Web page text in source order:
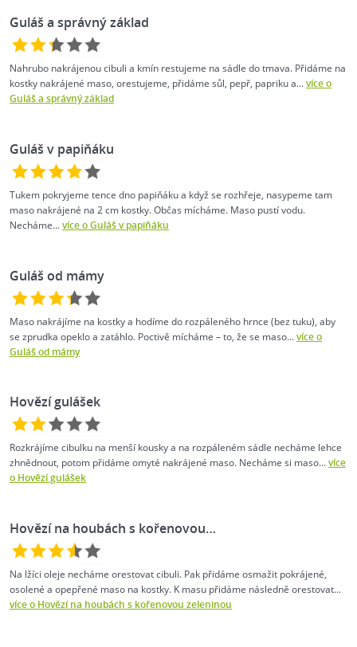
Guláš a správný základ
Nahrubo nakrájenou cibuli a kmín restujeme na sádle do tmava. Přidáme na
kostky nakrájené maso, orestujeme, přidáme sůl, pepř, papriku a...více o
Guláš a správný základ
Guláš v papiňáku
Tukem pokryjeme tence dno papiňáku a když se rozhřeje, nasypeme tam
maso nakrájené na 2 cm kostky. Občas mícháme. Maso pustí vodu.
Necháme...více o Guláš v papiňáku
Guláš od mámy
Maso nakrájíme na kostky a hodíme do rozpáleného hrnce (bez tuku), aby
se zprudka opeklo a zatáhlo. Poctivě mícháme – to, že se maso...více o
Guláš od mámy
Hovězí gulášek
Rozkrájíme cibulku na menší kousky a na rozpáleném sádle necháme lehce
zhnědnout, potom přidáme omyté nakrájené maso. Necháme si maso...více
o Hovězí gulášek
Hovězí na houbách s kořenovou…
Na lžíci oleje necháme orestovat cibuli. Pak přidáme osmažit pokrájené,
osolené a opepřené maso na kostky. K masu přidáme následně orestovat...
více o Hovězí na houbách s kořenovou zeleninou